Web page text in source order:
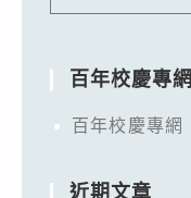
百年校慶專網
百年校慶專網
近期文章